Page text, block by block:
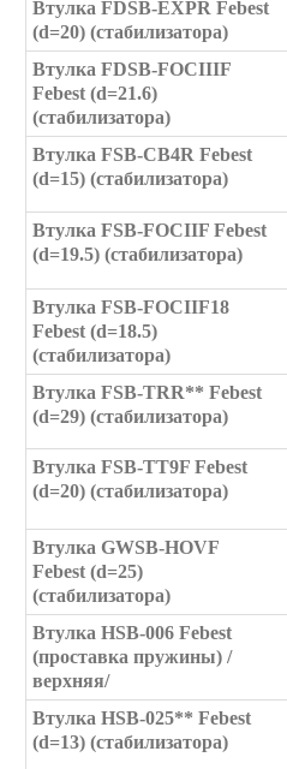
Втулка FDSB-EXPR Febest
(d=20) (стабилизатора)
Втулка FDSB-FOCIIIF
Febest (d=21.6)
(стабилизатора)
Втулка FSB-CB4R Febest
(d=15) (стабилизатора)
Втулка FSB-FOCIIF Febest
(d=19.5) (стабилизатора)
Втулка FSB-FOCIIF18
Febest (d=18.5)
(стабилизатора)
Втулка FSB-TRR** Febest
(d=29) (стабилизатора)
Втулка FSB-TT9F Febest
(d=20) (стабилизатора)
Втулка GWSB-HOVF
Febest (d=25)
(стабилизатора)
Втулка HSB-006 Febest
(проставка пружины) /
верхняя/
Втулка HSB-025** Febest
(d=13) (стабилизатора)